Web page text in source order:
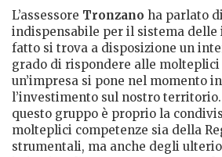
L’assessore Tronzano ha parlato
indispensabile per il sistema delle
fatto si trova a disposizione un
grado di rispondere alle molteplici
un’impresa si pone nel momento
l’investimento sul nostro
questo gruppo è proprio la
molteplici competenze sia della
strumentali, ma anche degli